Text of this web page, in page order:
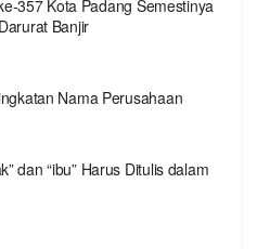
357 Kota Padang Semestinya
Banjir
Nama Perusahaan
dan “ibu” Harus Ditulis dalam